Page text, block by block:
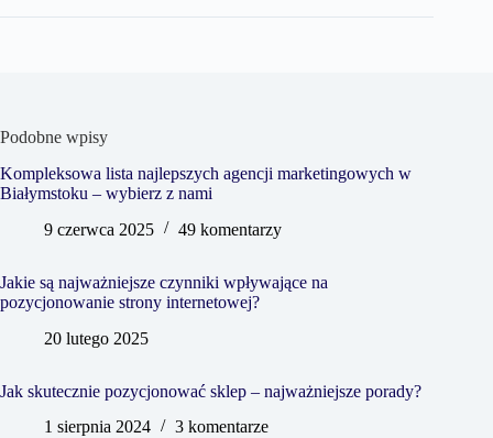
Podobne wpisy
Kompleksowa lista najlepszych agencji marketingowych w
Białymstoku – wybierz z nami
9 czerwca 2025
49 komentarzy
Jakie są najważniejsze czynniki wpływające na
pozycjonowanie strony internetowej?
20 lutego 2025
Jak skutecznie pozycjonować sklep – najważniejsze porady?
1 sierpnia 2024
3 komentarze